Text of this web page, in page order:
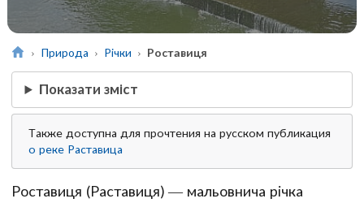
Природа Річки Роставиця
Показати зміст
Также доступна для прочтения на русском публикация
о реке Раставица
Роставиця (Раставиця) — мальовнича річка